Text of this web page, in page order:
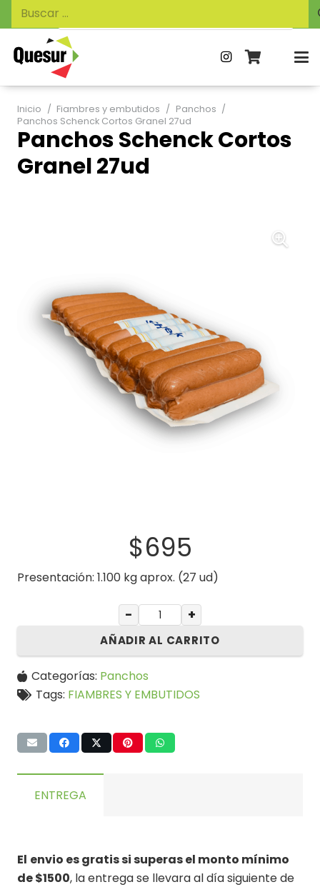
de
productos
Buscar:
Inicio / Fiambres y embutidos / Panchos /
Panchos Schenck Cortos Granel 27ud
Panchos Schenck Cortos
Granel 27ud
$695
Presentación: 1.100 kg aprox. (27 ud)
− +
AÑADIR AL CARRITO
Categorías: Panchos
Tags: FIAMBRES Y EMBUTIDOS
ENTREGA
El envio es gratis si superas el monto mínimo
de $1500, la entrega se llevara al día siguiente de